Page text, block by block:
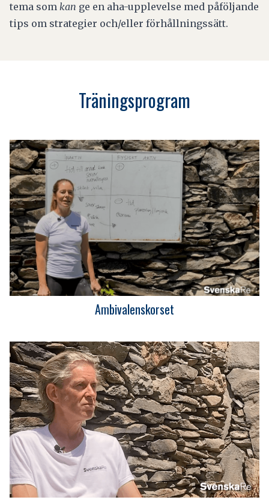
tema som kan ge en aha-upplevelse med påföljande
tips om strategier och/eller förhållningssätt.
Träningsprogram
Ambivalenskorset